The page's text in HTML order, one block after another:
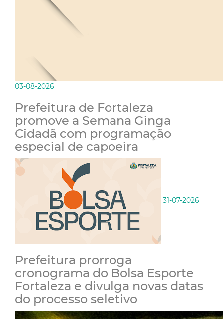
03-08-2026
Prefeitura de Fortaleza
promove a Semana Ginga
Cidadã com programação
especial de capoeira
31-07-2026
Prefeitura prorroga
cronograma do Bolsa Esporte
Fortaleza e divulga novas datas
do processo seletivo